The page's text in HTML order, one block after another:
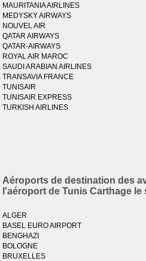
MAURITANIA AIRLINES
MEDYSKY AIRWAYS
NOUVEL AIR
QATAR AIRWAYS
QATAR-AIRWAYS
ROYAL AIR MAROC
SAUDI ARABIAN AIRLINES
TRANSAVIA FRANCE
TUNISAIR
TUNISAIR EXPRESS
TURKISH AIRLINES
Aéroports de destination des
l'aéroport de Tunis Carthage le
ALGER
BASEL EURO AIRPORT
BENGHAZI
BOLOGNE
BRUXELLES